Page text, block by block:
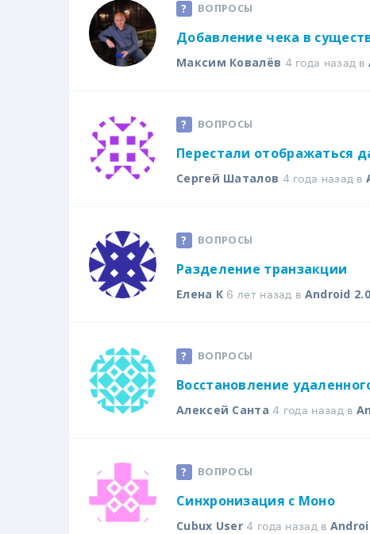
ВОПРОСЫ
Добавление чека в
Максим Ковалёв 4 года назад в
ВОПРОСЫ
Перестали отображаться
Сергей Шаталов 4 года назад в
ВОПРОСЫ
Разделение транзакции
Елена К 6 лет назад в Android 2.0
ВОПРОСЫ
Восстановление
Алексей Санта 4 года назад в
ВОПРОСЫ
Синхронизация с Моно
Cubux User 4 года назад в